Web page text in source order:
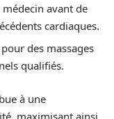
avant de
cardiaques.
des massages
qualifiés.
à une
maximisant ainsi